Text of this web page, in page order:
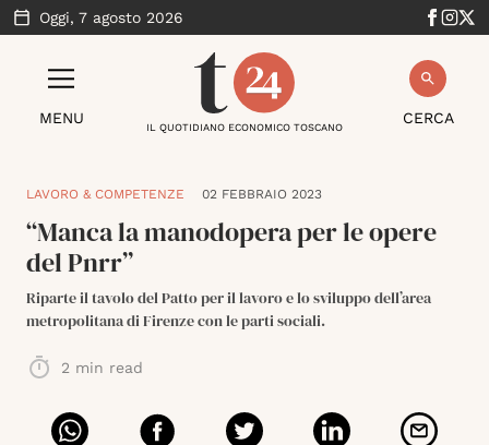
Oggi, 7 agosto 2026
MENU CERCA
IL QUOTIDIANO ECONOMICO TOSCANO
LAVORO & COMPETENZE 02 FEBBRAIO 2023
“Manca la manodopera per le opere
del Pnrr”
Riparte il tavolo del Patto per il lavoro e lo sviluppo dell’area
metropolitana di Firenze con le parti sociali.
2 min read